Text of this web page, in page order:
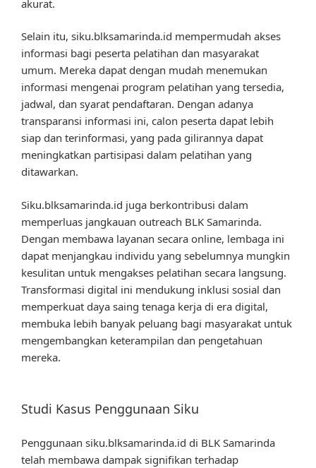
akurat.
Selain itu, siku.blksamarinda.id mempermudah akses
informasi bagi peserta pelatihan dan masyarakat
umum. Mereka dapat dengan mudah menemukan
informasi mengenai program pelatihan yang tersedia,
jadwal, dan syarat pendaftaran. Dengan adanya
transparansi informasi ini, calon peserta dapat lebih
siap dan terinformasi, yang pada gilirannya dapat
meningkatkan partisipasi dalam pelatihan yang
ditawarkan.
Siku.blksamarinda.id juga berkontribusi dalam
memperluas jangkauan outreach BLK Samarinda.
Dengan membawa layanan secara online, lembaga ini
dapat menjangkau individu yang sebelumnya mungkin
kesulitan untuk mengakses pelatihan secara langsung.
Transformasi digital ini mendukung inklusi sosial dan
memperkuat daya saing tenaga kerja di era digital,
membuka lebih banyak peluang bagi masyarakat untuk
mengembangkan keterampilan dan pengetahuan
mereka.
Studi Kasus Penggunaan Siku
Penggunaan siku.blksamarinda.id di BLK Samarinda
telah membawa dampak signifikan terhadap